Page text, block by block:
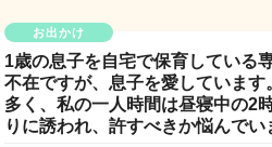
お出かけ
1歳の息子を自宅で保育している
不在ですが、息子を愛していま
多く、私の一人時間は昼寝中の2
りに誘われ、許すべきか悩んでい